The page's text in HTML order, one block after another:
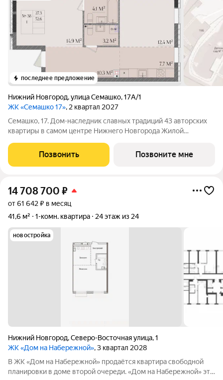
последнее предложение
Нижний Новгород,улица Семашко,17А/1
ЖК «Семашко 17», 2 квартал 2027
Семашко, 17. Дом-наследник славных традиций 43 авторских
квартиры в самом центре Нижнего Новгорода Жилой
для Нижнего Новгорода, чья история уходит корнями в XVIII
век, когда её формирование
Позвонить Позвоните мне
14 708 700 ₽
от 61 642 ₽ в месяц
41,6 м²
1-комн. квартира 24 этаж из 24
новостройка
Нижний Новгород,Северо-Восточная улица,1
ЖК «Дом на Набережной», 3 квартал 2028
В ЖК «Дом на Набережной» продаётся квартира свободной
планировки в доме второй очереди. «Дом на Набережной» это